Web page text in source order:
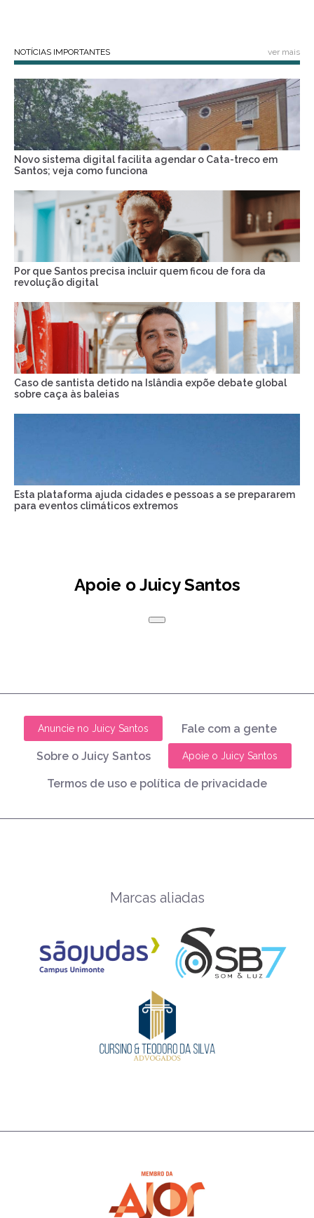
NOTÍCIAS IMPORTANTES ver mais
Novo sistema digital facilita agendar o Cata-treco em
Santos; veja como funciona
Por que Santos precisa incluir quem ficou de fora da
revolução digital
Caso de santista detido na Islândia expõe debate global
sobre caça às baleias
Esta plataforma ajuda cidades e pessoas a se prepararem
para eventos climáticos extremos
Apoie o Juicy Santos
Anuncie no Juicy Santos Fale com a gente
Sobre o Juicy Santos Apoie o Juicy Santos
Termos de uso e política de privacidade
Marcas aliadas